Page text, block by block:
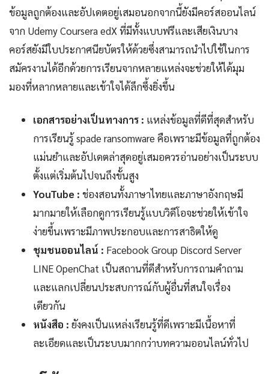
ข้อมูลถูกต้องและอัปเดตอยู่เสมอนอกจากนี้ยังมีคอร์สออนไลน์
จาก Udemy Coursera edX ที่มีทั้งแบบฟรีและเสียเงินบาง
คอร์สยังมีใบประกาศนียบัตรให้ด้วยซึ่งสามารถนำไปใช้ในการ
สมัครงานได้อีกด้วยการเรียนจากหลายแหล่งจะช่วยให้ได้มุม
มองที่หลากหลายและเข้าใจได้ลึกซึ้งยิ่งขึ้น
เอกสารอย่างเป็นทางการ : แหล่งข้อมูลที่ดีที่สุดสำหรับ
การเรียนรู้ spade ransomware คือเพราะมีข้อมูลที่ถูกต้อง
แม่นยำและอัปเดตล่าสุดอยู่เสมอควรอ่านอย่างเป็นระบบ
ตั้งแต่เริ่มต้นไปจนถึงขั้นสูง
YouTube : ช่องสอนทั้งภาษาไทยและภาษาอังกฤษมี
มากมายให้เลือกดูการเรียนรู้แบบวิดีโอจะช่วยให้เข้าใจ
ง่ายขึ้นเพราะมีภาพประกอบและการสาธิตให้ดู
ชุมชนออนไลน์ : Facebook Group Discord Server
LINE OpenChat เป็นสถานที่ดีสำหรับการถามคำถาม
และแลกเปลี่ยนประสบการณ์กับผู้อื่นที่สนใจเรื่อง
เดียวกัน
หนังสือ : ยังคงเป็นแหล่งเรียนรู้ที่ดีเพราะมีเนื้อหาที่
ละเอียดและเป็นระบบมากกว่าบทความออนไลน์ทั่วไป